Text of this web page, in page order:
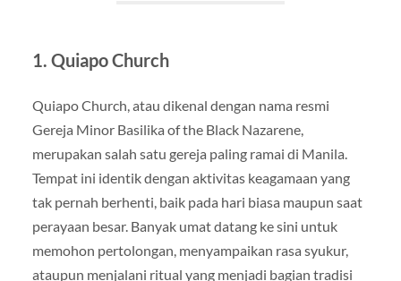
1. Quiapo Church
Quiapo Church, atau dikenal dengan nama resmi
Gereja Minor Basilika of the Black Nazarene,
merupakan salah satu gereja paling ramai di Manila.
Tempat ini identik dengan aktivitas keagamaan yang
tak pernah berhenti, baik pada hari biasa maupun saat
perayaan besar. Banyak umat datang ke sini untuk
memohon pertolongan, menyampaikan rasa syukur,
ataupun menjalani ritual yang menjadi bagian tradisi